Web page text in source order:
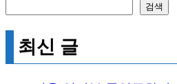
검색
최신 글